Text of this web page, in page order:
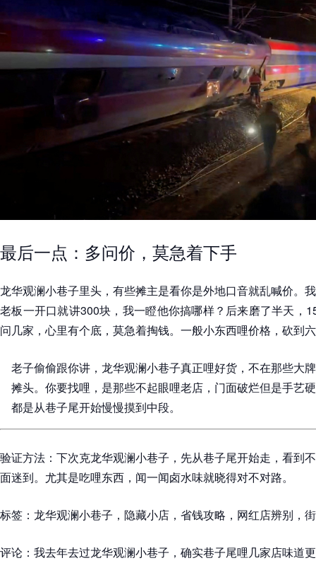
最后一点：多问价，莫急着下手
龙华观澜小巷子里头，有些摊主是看你是外地口音就乱喊价。
老板一开口就讲300块，我一瞪他你搞哪样？后来磨了半天，
问几家，心里有个底，莫急着掏钱。一般小东西哩价格，砍到
老子偷偷跟你讲，龙华观澜小巷子真正哩好货，不在那些大
摊头。你要找哩，是那些不起眼哩老店，门面破烂但是手艺
都是从巷子尾开始慢慢摸到中段。
验证方法：下次克龙华观澜小巷子，先从巷子尾开始走，看到
面迷到。尤其是吃哩东西，闻一闻卤水味就晓得对不对路。
标签：龙华观澜小巷子，隐藏小店，省钱攻略，网红店辨别，
评论：我去年去过龙华观澜小巷子，确实巷子尾哩几家店味道